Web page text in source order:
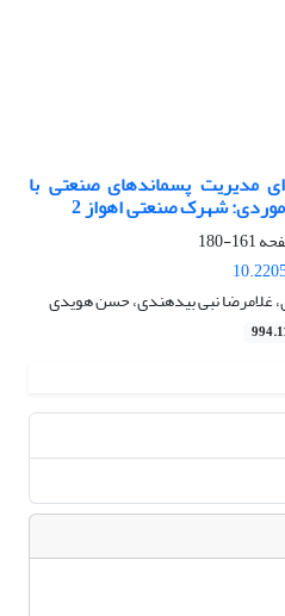
مدیریت پسماندهای صنعتی با
شهرک صنعتی اهواز 2
161-180
غلامرضا نبی بیدهندی، حسن هویدی